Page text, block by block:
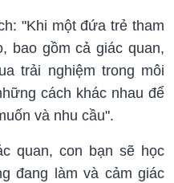
"Khi một đứa trẻ tham
bao gồm cả giác quan,
trải nghiệm trong môi
cách khác nhau để
và nhu cầu".
quan, con bạn sẽ học
đang làm và cảm giác